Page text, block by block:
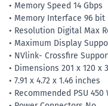
• Memory Speed 14 Gbps
• Memory Interface 96 bit
• Resolution Digital Max
• Maximum Display
• NVlink- Crossfire
• Dimensions 201 x 120 x
• 7.91 x 4.72 x 1.46 inches
• Recommended PSU 450